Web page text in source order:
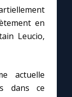
en
Leucio,
actuelle
dans ce